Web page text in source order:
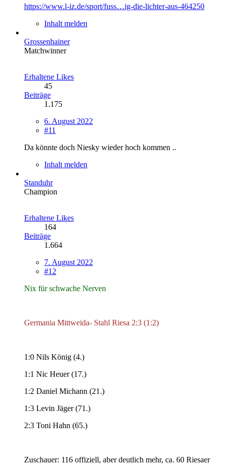
https://www.l-iz.de/sport/fuss…ig-die-lichter-aus-464250
Inhalt melden
Grossenhainer
Matchwinner
Erhaltene Likes
45
Beiträge
1.175
6. August 2022
#11
Da könnte doch Niesky wieder hoch kommen ..
Inhalt melden
Standuhr
Champion
Erhaltene Likes
164
Beiträge
1.664
7. August 2022
#12
Nix für schwache Nerven
Germania Mittweida- Stahl Riesa 2:3 (1:2)
1:0 Nils König (4.)
1:1 Nic Heuer (17.)
1:2 Daniel Michann (21.)
1:3 Levin Jäger (71.)
2:3 Toni Hahn (65.)
Zuschauer: 116 offiziell, aber deutlich mehr, ca. 60 Riesaer